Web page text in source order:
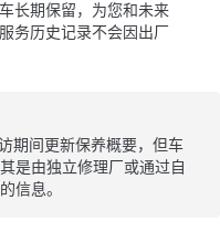
长期保留，为您和未来
务历史记录不会因出厂
期间更新保养概要，但车
是由独立修理厂或通过自
信息。